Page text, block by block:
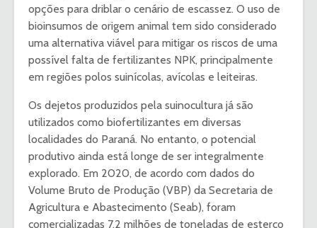
opções para driblar o cenário de escassez. O uso de
bioinsumos de origem animal tem sido considerado
uma alternativa viável para mitigar os riscos de uma
possível falta de fertilizantes NPK, principalmente
em regiões polos suinícolas, avícolas e leiteiras.
Os dejetos produzidos pela suinocultura já são
utilizados como biofertilizantes em diversas
localidades do Paraná. No entanto, o potencial
produtivo ainda está longe de ser integralmente
explorado. Em 2020, de acordo com dados do
Volume Bruto de Produção (VBP) da Secretaria de
Agricultura e Abastecimento (Seab), foram
comercializadas 7,2 milhões de toneladas de esterco